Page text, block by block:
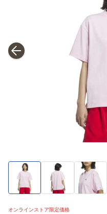
オンラインストア限定価格